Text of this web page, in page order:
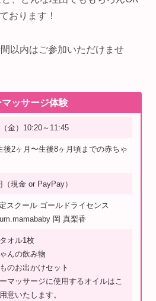
おります！
以内はご参加いただけませ
ッサージ体験
金）10:20～11:45
後2ヶ月〜生後8ヶ月頃までの赤ちゃ
（現金 or PayPay）
スクール ゴールドライセンス
岡 真梨香
オル1枚
んの飲み物
のお出かけセット
マッサージに使用するオイルはこ
意いたします。